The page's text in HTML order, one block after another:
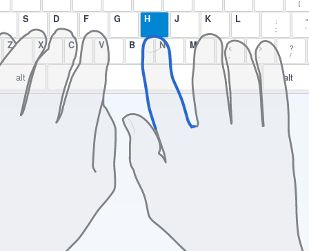
[
S D F G H J K L :
;
"
'
Z X C V B N M < > ?
/
alt alt